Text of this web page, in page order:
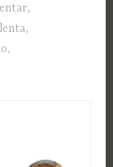
,
,
,